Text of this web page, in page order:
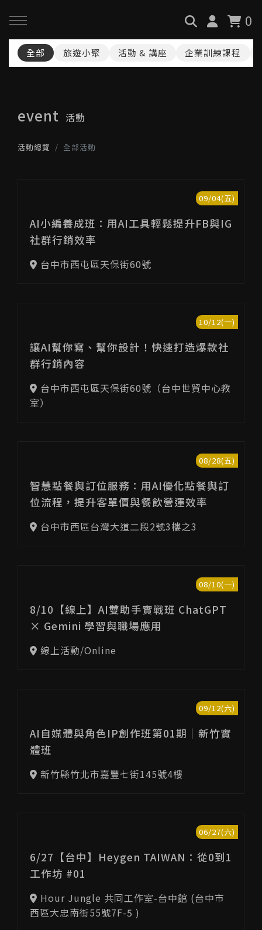
0
回主選單
最新消息
執行實績
回主選單
AiGC學院
回主選單
小型人力提升計畫申請
創業顧問免費諮詢申請
全部 旅遊小聚 活動 & 講座 企業訓練課程
event 活動
活動總覽 全部活動
09/04(五)
AI小編養成班：用AI工具輕鬆提升FB與IG
社群行銷效率
台中市西屯區天保街60號
10/12(一)
讓AI幫你寫、幫你設計！快速打造爆款社
群行銷內容
台中市西屯區天保街60號（台中世貿中心教
室）
08/28(五)
智慧點餐與訂位服務：用AI優化點餐與訂
位流程，提升客單價與餐飲營運效率
台中市西區台灣大道二段2號3樓之3
08/10(一)
8/10【線上】AI雙助手實戰班 ChatGPT
× Gemini 學習與職場應用
線上活動/Online
09/12(六)
AI自媒體與角色IP創作班第01期｜新竹實
體班
新竹縣竹北市嘉豐七街145號4樓
06/27(六)
6/27【台中】Heygen TAIWAN：從0到1
工作坊 #01
Hour Jungle 共同工作室-台中館 (台中市
西區大忠南街55號7F-5 )